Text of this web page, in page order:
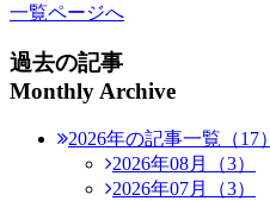
一覧ページへ
過去の記事
Monthly Archive
2026年の記事一覧（17）
2026年08月（3）
2026年07月（3）